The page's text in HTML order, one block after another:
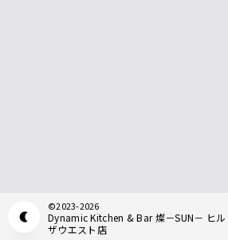
©2023-2026
Dynamic Kitchen & Bar 燦－SUN－ ヒル
ザウエスト店
Appearance mode switch